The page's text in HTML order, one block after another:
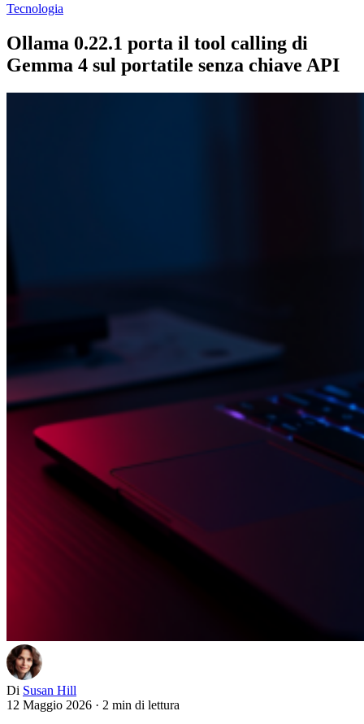
Tecnologia
Ollama 0.22.1 porta il tool calling di
Gemma 4 sul portatile senza chiave API
Di Susan Hill
12 Maggio 2026 · 2 min di lettura